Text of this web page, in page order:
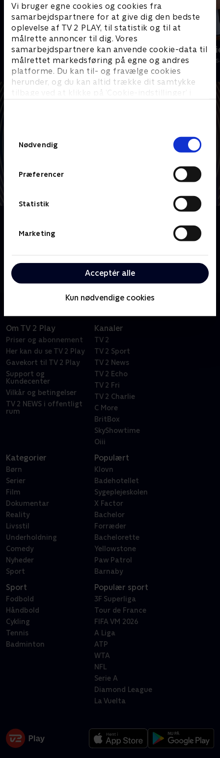
Vi bruger egne cookies og cookies fra
samarbejdspartnere for at give dig den bedste
oplevelse af TV 2 PLAY, til statistik og til at
målrette annoncer til dig. Vores
samarbejdspartnere kan anvende cookie-data til
målrettet markedsføring på egne og andres
platforme. Du kan til- og fravælge cookies
herunder, og du kan altid trække dit samtykke
tilbage ved at klikke på ’Cookie-indstillinger’ i
Nødvendig
Præferencer
Statistik
Marketing
Acceptér alle
Kun nødvendige cookies
Melvin Kakooza Show
Talkshows • 2 sæsoner
Spørg
TV-Shows • 15
En anderledes portrætserie, hvor Cecilie Frøkjær går
tæt på en række kendte danskere og inviterer dem
kærligt gensyn med gamle klip og interviews, og
gæsterne ser med nye øjne på deres gamle jeg.
Om TV 2 Play
Priser og abonnement
Her kan du se TV 2 Play
Gavekort til TV 2 Play
Support og
Kundecenter
Vilkår og betingelser
TV 2 NEWS i offentligt
rum
Kanaler
TV 2
TV 2 Sport
TV 2 News
TV 2 Echo
TV 2 Fri
TV 2 Charlie
C More
BritBox
SkyShowtime
Oiii
Kategorier
Børn
Serier
Film
Dokumentar
Reality
Livsstil
Underholdning
Comedy
Nyheder
Sport
Populært
Klovn
Badehotellet
Sygeplejeskolen
X Factor
Bachelor
Forræder
Bachelorette
Yellowstone
Paw Patrol
Barnaby
Sport
Fodbold
Håndbold
Cykling
Tennis
Badminton
Populær sport
3F Superliga
Tour de France
FIFA VM 2026
A Liga
ATP
WTA
NFL
Serie A
Diamond League
La Vuelta